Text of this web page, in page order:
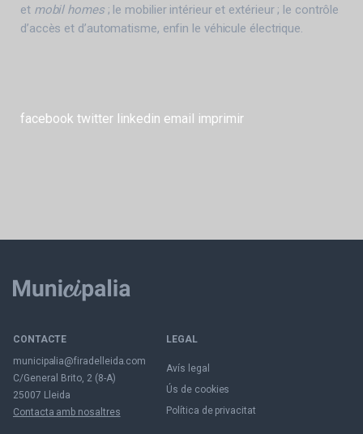
et mobil homes; le mobilier intérieur et extérieur ; le contrôle
d’accès et d’automatisme, enfin le véhicule électrique.
facebook twitter linkedin email imprimir
CONTACTE
municipalia@firadelleida.com
C/General Brito, 2 (8-A)
25007 Lleida
Contacta amb nosaltres
LEGAL
Avís legal
Ús de cookies
Política de privacitat